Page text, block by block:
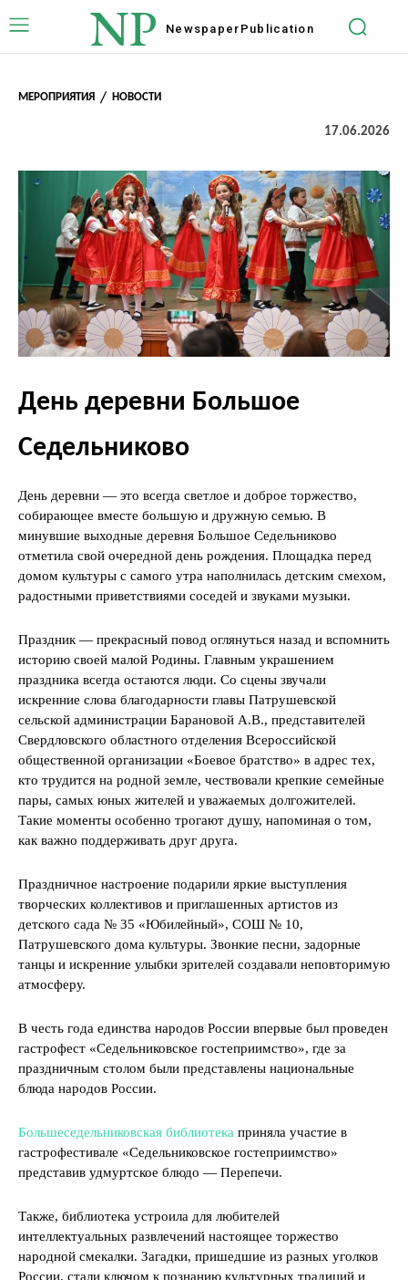
NP Newspaper Publication
МЕРОПРИЯТИЯ НОВОСТИ
17.06.2026
День деревни Большое
Седельниково
День деревни — это всегда светлое и доброе торжество,
собирающее вместе большую и дружную семью. В
минувшие выходные деревня Большое Седельниково
отметила свой очередной день рождения. Площадка перед
домом культуры с самого утра наполнилась детским смехом,
радостными приветствиями соседей и звуками музыки.
Праздник — прекрасный повод оглянуться назад и вспомнить
историю своей малой Родины. Главным украшением
праздника всегда остаются люди. Со сцены звучали
искренние слова благодарности главы Патрушевской
сельской администрации Барановой А.В., представителей
Свердловского областного отделения Всероссийской
общественной организации «Боевое братство» в адрес тех,
кто трудится на родной земле, чествовали крепкие семейные
пары, самых юных жителей и уважаемых долгожителей.
Такие моменты особенно трогают душу, напоминая о том,
как важно поддерживать друг друга.
Праздничное настроение подарили яркие выступления
творческих коллективов и приглашенных артистов из
детского сада № 35 «Юбилейный», СОШ № 10,
Патрушевского дома культуры. Звонкие песни, задорные
танцы и искренние улыбки зрителей создавали неповторимую
атмосферу.
В честь года единства народов России впервые был проведен
гастрофест «Седельниковское гостеприимство», где за
праздничным столом были представлены национальные
блюда народов России.
Большеседельниковская библиотека приняла участие в
гастрофестивале «Седельниковское гостеприимство»
представив удмуртское блюдо — Перепечи.
Также, библиотека устроила для любителей
интеллектуальных развлечений настоящее торжество
народной смекалки. Загадки, пришедшие из разных уголков
России, стали ключом к познанию культурных традиций и